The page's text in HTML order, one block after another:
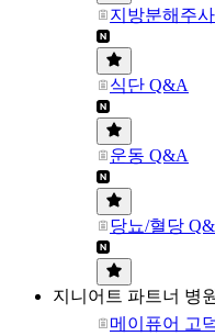
지방분해주
식단 Q&A
운동 Q&A
당뇨/혈당
지니어트 파트너 병원
메이퓨어 고